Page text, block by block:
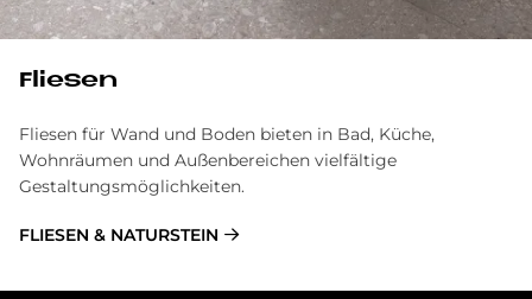
Fliesen
Fliesen für Wand und Boden bieten in Bad, Küche,
Wohnräumen und Außenbereichen vielfältige
Gestaltungsmöglichkeiten.
FLIESEN & NATURSTEIN